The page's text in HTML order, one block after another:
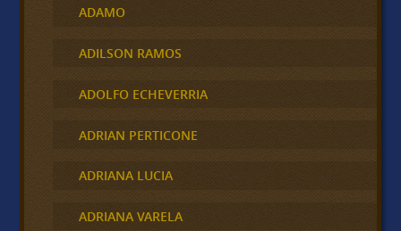
ADAMO
ADILSON RAMOS
ADOLFO ECHEVERRIA
ADRIAN PERTICONE
ADRIANA LUCIA
ADRIANA VARELA